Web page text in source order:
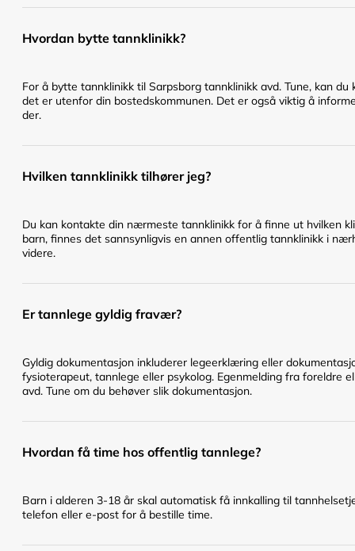
Hvordan bytte tannklinikk?
For å bytte tannklinikk til Sarpsborg tannklinikk avd. Tune, kan
det er utenfor din bostedskommunen. Det er også viktig å
der.
Hvilken tannklinikk tilhører jeg?
Du kan kontakte din nærmeste tannklinikk for å finne ut hvilken
barn, finnes det sannsynligvis en annen offentlig tannklinikk i
videre.
Er tannlege gyldig fravær?
Gyldig dokumentasjon inkluderer legeerklæring eller
fysioterapeut, tannlege eller psykolog. Egenmelding fra foreldre
avd. Tune om du behøver slik dokumentasjon.
Hvordan få time hos offentlig tannlege?
Barn i alderen 3-18 år skal automatisk få innkalling til
telefon eller e-post for å bestille time.